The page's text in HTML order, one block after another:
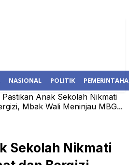
NASIONAL POLITIK
Pastikan Anak Sekolah Nikmati
Mbak Wali Meninjau MBG...
Sekolah Nikmati